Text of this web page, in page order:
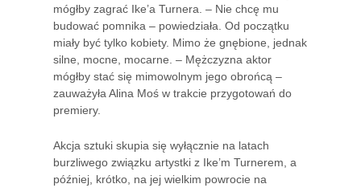
mógłby zagrać Ike’a Turnera. – Nie chcę mu
budować pomnika – powiedziała. Od początku
miały być tylko kobiety. Mimo że gnębione, jednak
silne, mocne, mocarne. – Mężczyzna aktor
mógłby stać się mimowolnym jego obrońcą –
zauważyła Alina Moś w trakcie przygotowań do
premiery.
Akcja sztuki skupia się wyłącznie na latach
burzliwego związku artystki z Ike’m Turnerem, a
później, krótko, na jej wielkim powrocie na